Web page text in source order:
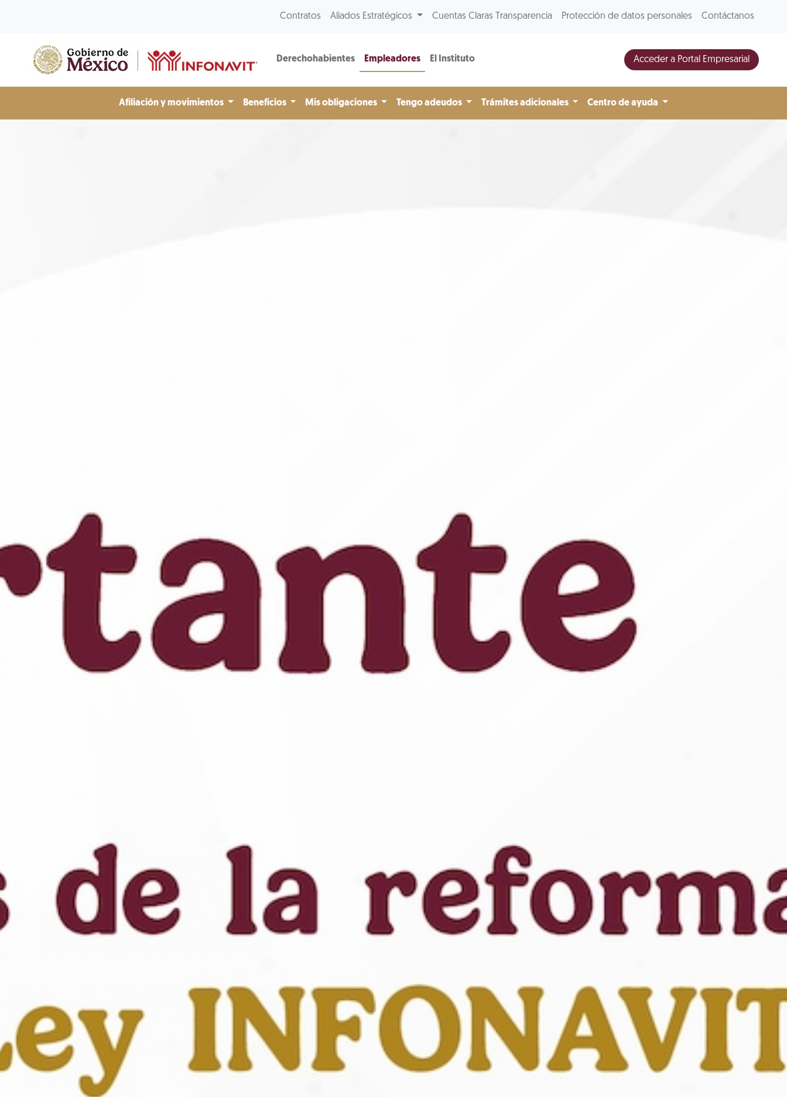
Contratos Aliados Estratégicos Cuentas Claras Transparencia Protección de datos personales Contáctanos
Derechohabientes Empleadores El Instituto Acceder a Portal Empresarial
Afiliación y movimientos Beneficios Mis obligaciones Tengo adeudos Trámites adicionales Centro de ayuda